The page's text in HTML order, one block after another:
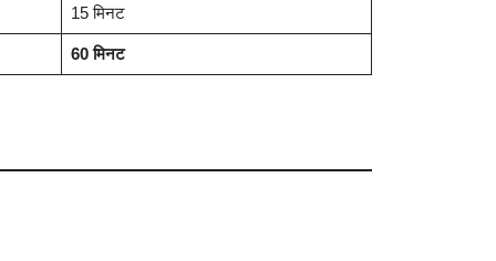
15 मिनट
60 मिनट